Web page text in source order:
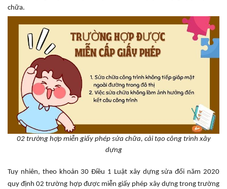
chữa.
02 trường hợp miễn giấy phép sửa chữa, cải tạo công trình xây
dựng
Tuy nhiên, theo khoản 30 Điều 1 Luật xây dựng sửa đổi năm 2020
quy định 02 trường hợp được miễn giấy phép xây dựng trong trường